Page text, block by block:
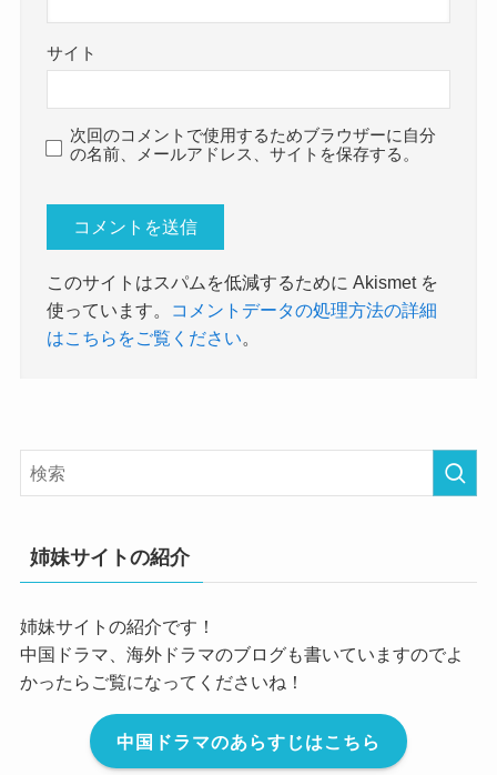
サイト
次回のコメントで使用するためブラウザーに自分
の名前、メールアドレス、サイトを保存する。
このサイトはスパムを低減するために Akismet を
使っています。
コメントデータの処理方法の詳細
はこちらをご覧ください
姉妹サイトの紹介
姉妹サイトの紹介です！
中国ドラマ、海外ドラマのブログも書いていますのでよ
かったらご覧になってくださいね！
中国ドラマのあらすじはこちら